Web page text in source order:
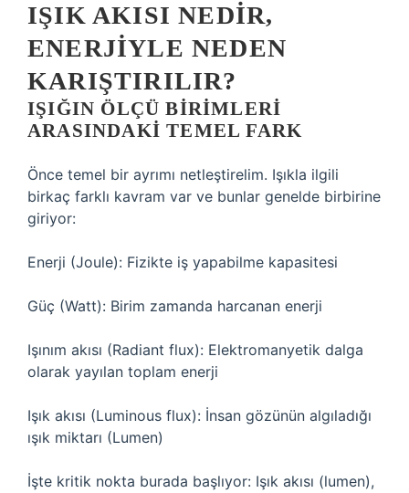
IŞIK AKISI NEDIR,
ENERJIYLE NEDEN
KARIŞTIRILIR?
IŞIĞIN ÖLÇÜ BIRIMLERI
ARASINDAKI TEMEL FARK
Önce temel bir ayrımı netleştirelim. Işıkla ilgili
birkaç farklı kavram var ve bunlar genelde birbirine
giriyor:
Enerji (Joule): Fizikte iş yapabilme kapasitesi
Güç (Watt): Birim zamanda harcanan enerji
Işınım akısı (Radiant flux): Elektromanyetik dalga
olarak yayılan toplam enerji
Işık akısı (Luminous flux): İnsan gözünün algıladığı
ışık miktarı (Lumen)
İşte kritik nokta burada başlıyor: Işık akısı (lumen),